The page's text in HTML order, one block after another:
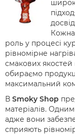
Кожна
роль у процесі
рівномірне
смакових якостей
обираємо
максимальний
В Smoky Shop
матеріалів.
адже вони
сприяють